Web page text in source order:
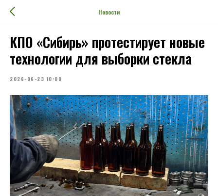
Новости
КПО «Сибирь» протестирует новые
технологии для выборки стекла
2026-06-23 10:00